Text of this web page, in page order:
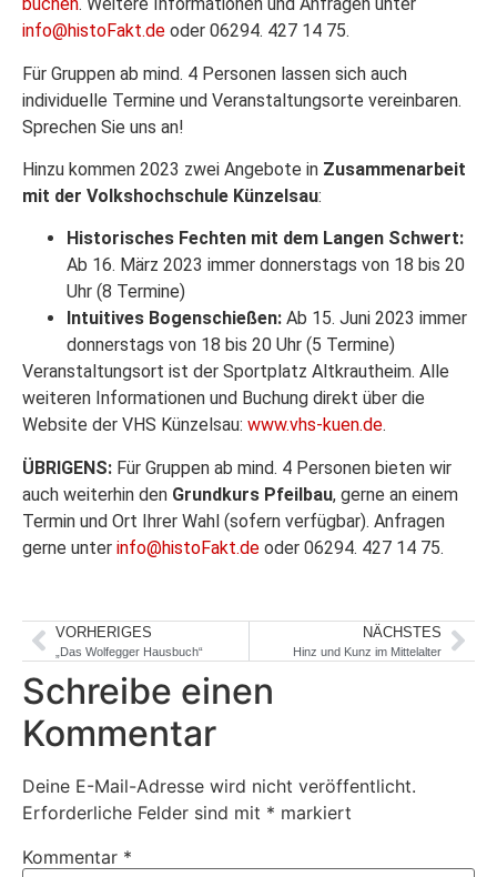
info@histoFakt.de oder 06294. 427 14 75.
Für Gruppen ab mind. 4 Personen lassen sich auch
individuelle Termine und Veranstaltungsorte vereinbaren.
Sprechen Sie uns an!
Hinzu kommen 2023 zwei Angebote in Zusammenarbeit
mit der Volkshochschule Künzelsau:
Historisches Fechten mit dem Langen Schwert:
Ab 16. März 2023 immer donnerstags von 18 bis 20
Uhr (8 Termine)
Intuitives Bogenschießen: Ab 15. Juni 2023 immer
donnerstags von 18 bis 20 Uhr (5 Termine)
Veranstaltungsort ist der Sportplatz Altkrautheim. Alle
weiteren Informationen und Buchung direkt über die
Website der VHS Künzelsau: www.vhs-kuen.de.
ÜBRIGENS: Für Gruppen ab mind. 4 Personen bieten wir
auch weiterhin den Grundkurs Pfeilbau, gerne an einem
Termin und Ort Ihrer Wahl (sofern verfügbar). Anfragen
gerne unter info@histoFakt.de oder 06294. 427 14 75.
VORHERIGES
„Das Wolfegger Hausbuch“
NÄCHSTES
Hinz und Kunz im Mittelalter
Schreibe einen
Kommentar
Deine E-Mail-Adresse wird nicht veröffentlicht.
Erforderliche Felder sind mit * markiert
Kommentar *